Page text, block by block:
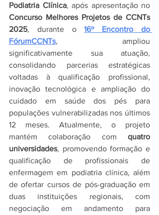
Podiatria Clínica
Concurso Melhores Projetos de CCNTs
2025, durante o
16º Encontro do
FórumCCNTs, ampliou
significativamente sua atuação,
consolidando parcerias estratégicas
voltadas à qualificação profissional,
inovação tecnológica e ampliação do
cuidado em saúde dos pés para
populações vulnerabilizadas nos últimos
12 meses. Atualmente, o projeto
mantém colaboração com quatro
universidades, promovendo formação e
qualificação de profissionais de
enfermagem em podiatria clínica, além
de ofertar cursos de pós-graduação em
duas instituições regionais, com
negociação em andamento para